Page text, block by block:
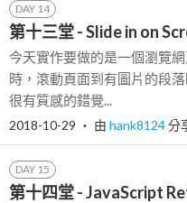
DAY 14
第十三堂 - Slide in on
今天實作要做的是一個瀏覽
時，滾動頁面到有圖片的段
很有質感的錯覺...
2018-10-29 ‧ 由 hank8124分
DAY 15
第十四堂 - JavaScript